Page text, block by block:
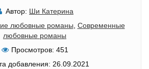
Автор: Ши Катерина
любовные романы Современные
любовные романы
Просмотров: 451
добавления: 26.09.2021